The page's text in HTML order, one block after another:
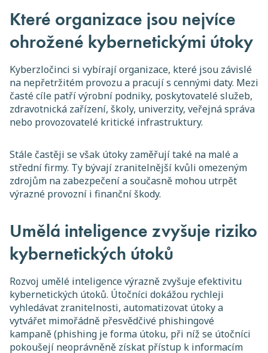
Které organizace jsou nejvíce
ohrožené kybernetickými útoky
Kyberzločinci si vybírají organizace, které jsou závislé
na nepřetržitém provozu a pracují s cennými daty. Mezi
časté cíle patří výrobní podniky, poskytovatelé služeb,
zdravotnická zařízení, školy, univerzity, veřejná správa
nebo provozovatelé kritické infrastruktury.
Stále častěji se však útoky zaměřují také na malé a
střední firmy. Ty bývají zranitelnější kvůli omezeným
zdrojům na zabezpečení a současně mohou utrpět
výrazné provozní i finanční škody.
Umělá inteligence zvyšuje riziko
kybernetických útoků
Rozvoj umělé inteligence výrazně zvyšuje efektivitu
kybernetických útoků. Útočníci dokážou rychleji
vyhledávat zranitelnosti, automatizovat útoky a
vytvářet mimořádně přesvědčivé phishingové
kampaně (phishing je forma útoku, při níž se útočníci
pokoušejí neoprávněně získat přístup k informacím